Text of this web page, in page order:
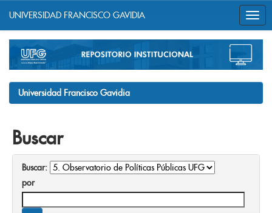
navigation
UNIVERSIDAD FRANCISCO GAVIDIA
Universidad Francisco Gavidia
Buscar
Buscar:
por